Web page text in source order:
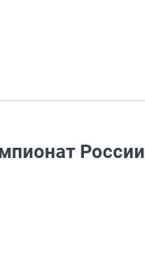
России